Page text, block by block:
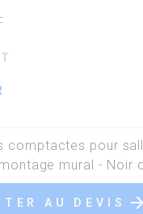
comptactes pour
mural - Noir
AU DEVIS arrow_forward